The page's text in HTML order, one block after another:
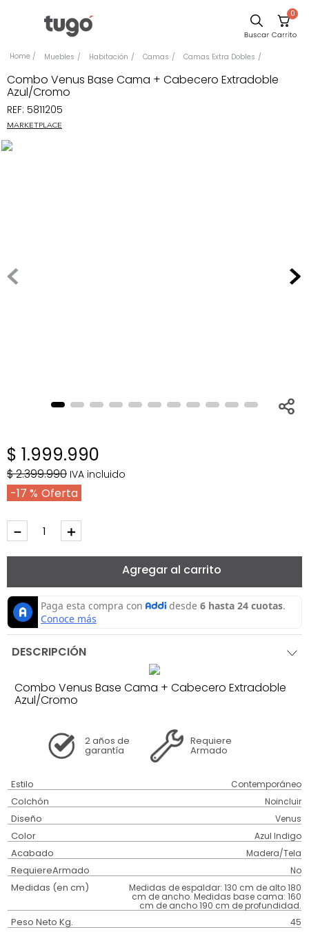
0
Muebles Habitación Camas Camas Extra Dobles
Combo Venus Base Cama + Cabecero Extradoble
Azul/Cromo
REF: 5811205
MARKETPLACE
$ 1.999.990
$2.399.990 IVA incluido
17 %
＋
－
Agregar al carrito
DESCRIPCIÓN
Combo Venus Base Cama + Cabecero Extradoble
Azul/Cromo
2 años de
garantía
Requiere
Armado
Estilo Contemporáneo
Colchón Noincluir
Diseño Venus
Color Azul Indigo
Acabado Madera/Tela
RequiereArmado No
Medidas (en cm) Medidas de espaldar: 130 cm de alto 180
cm de ancho. Medidas base cama: 160
cm de ancho 190 cm de profundidad.
Peso Neto Kg. 45
Comedor
Escritorio
Silla